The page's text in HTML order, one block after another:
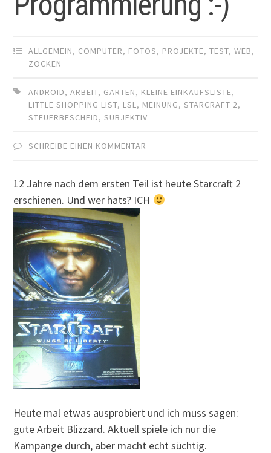
ALLGEMEIN, COMPUTER, FOTOS, PROJEKTE,TEST,WEB,
ZOCKEN
ANDROID,ARBEIT, GARTEN, KLEINE EINKAUFSLISTE,
LITTLE SHOPPING LIST, LSL, MEINUNG,STARCRAFT 2,
STEUERBESCHEID,SUBJEKTIV
SCHREIBE EINEN KOMMENTAR
12 Jahre nach dem ersten Teil ist heute Starcraft 2
erschienen. Und wer hats? ICH
Heute mal etwas ausprobiert und ich muss sagen:
gute Arbeit Blizzard. Aktuell spiele ich nur die
Kampange durch, aber macht echt süchtig.